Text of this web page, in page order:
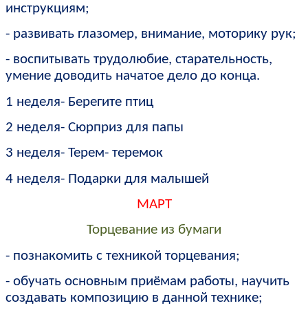
инструкциям;
- развивать глазомер, внимание, моторику рук;
- воспитывать трудолюбие, старательность,
умение доводить начатое дело до конца.
1 неделя- Берегите птиц
2 неделя- Сюрприз для папы
3 неделя- Терем- теремок
4 неделя- Подарки для малышей
МАРТ
Торцевание из бумаги
- познакомить с техникой торцевания;
- обучать основным приёмам работы, научить
создавать композицию в данной технике;